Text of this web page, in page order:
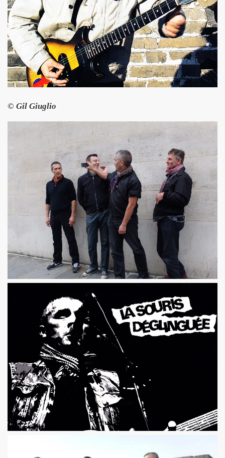
© Gil Giuglio
SUR TERRE" au THEATRE EDOUARD VII
"THE NAMELESS SPECTACLE" (2011, avec
cinema speciale MARIE FRANCE (8 octobre 2011)
la 17e edition de "CHERIES-CHERIS" du 7 au 16
le 20 juillet 2011 a L'ANGORA (Paris).
integral) de BIJOU SVP (PHILIPPE DAUGA) le 21
MIAM ET LES LOVED DRONES, JACQUES DUVALL,
au "Cafe-debat" autour de COPI le 2 avril 2011 au
"IL Y AVAIT UNE FOIS FREAKSVILLE" (2011).
en avant-premiere "LE BIJOU DE GAINSBOURG"
DRONES le 12 fevrier 2011 a l'INTERNATIONAL
de MARIE FRANCE le 9 fevrier 2011 au restaurant du
de "QUERELLE DE BREST", un musical de
le 25 decembre 2010 et le 1er janvier 2011.
du gala-diner annuel au profit de l'association AIDES
8 octobre 2010 a l UNDERBELLY CLUB a LONDRES.
septembre 2010 aux BOUFFES DU NORD (Paris).
6, 7 et 8 aout 2010 au festival "LES NUITS SECRETES"
le 20 juillet 2010 aux "TOILES DU SUD" a COTIGNAC
a NICE (06).